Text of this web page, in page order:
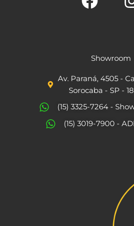
c
e
b
o
o
Showroom
Av. Paraná, 4505 -
Sorocaba - SP -
(15) 3325-7264 -
(15) 3019-7900 -